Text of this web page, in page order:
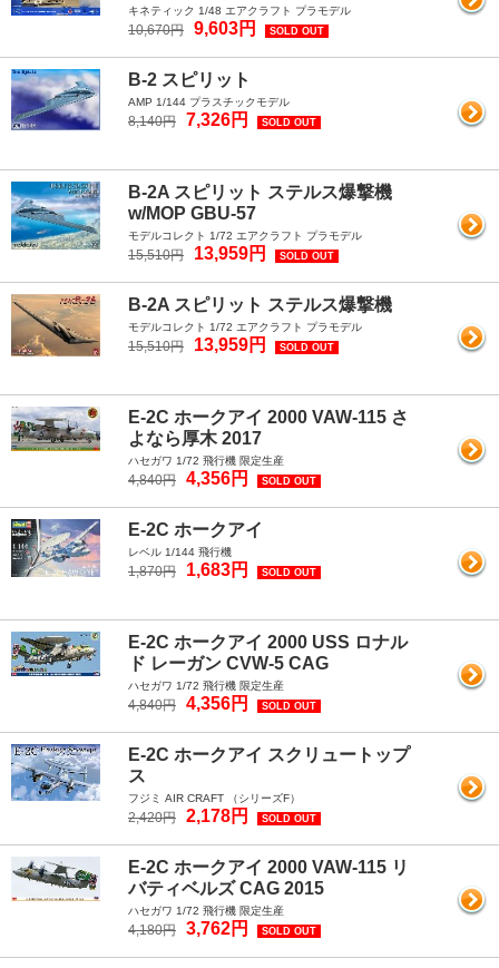
キネティック 1/48 エアクラフト プラモデル
10,670円 9,603円 SOLD OUT
B-2 スピリット
AMP 1/144 プラスチックモデル
8,140円 7,326円 SOLD OUT
B-2A スピリット ステルス爆撃機
w/MOP GBU-57
モデルコレクト 1/72 エアクラフト プラモデル
15,510円 13,959円 SOLD OUT
B-2A スピリット ステルス爆撃機
モデルコレクト 1/72 エアクラフト プラモデル
15,510円 13,959円 SOLD OUT
E-2C ホークアイ 2000 VAW-115 さ
よなら厚木 2017
ハセガワ 1/72 飛行機 限定生産
4,840円 4,356円 SOLD OUT
E-2C ホークアイ
レベル 1/144 飛行機
1,870円 1,683円 SOLD OUT
E-2C ホークアイ 2000 USS ロナル
ド レーガン CVW-5 CAG
ハセガワ 1/72 飛行機 限定生産
4,840円 4,356円 SOLD OUT
E-2C ホークアイ スクリュートップ
ス
フジミ AIR CRAFT （シリーズF）
2,420円 2,178円 SOLD OUT
E-2C ホークアイ 2000 VAW-115 リ
バティベルズ CAG 2015
ハセガワ 1/72 飛行機 限定生産
4,180円 3,762円 SOLD OUT